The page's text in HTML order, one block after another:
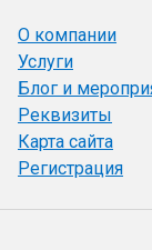
О компании
Услуги
Блог и
Реквизиты
Карта сайта
Регистрация